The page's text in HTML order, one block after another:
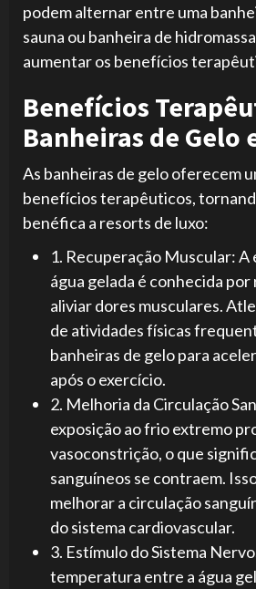
podem alternar entre uma
sauna ou banheira de
aumentar os benefícios
Benefícios
Banheiras de Gelo
As banheiras de gelo oferecem
benefícios terapêuticos,
benéfica a resorts de luxo:
1. Recuperação Muscular: A
água gelada é conhecida por
aliviar dores musculares.
de atividades físicas
banheiras de gelo para
após o exercício.
2. Melhoria da Circulação
exposição ao frio extremo
vasoconstrição, o que
sanguíneos se contraem.
melhorar a circulação
do sistema cardiovascular.
3. Estímulo do Sistema
temperatura entre a água